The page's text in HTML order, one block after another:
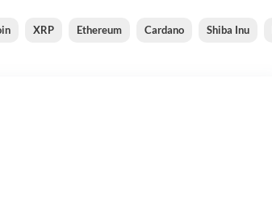
XRP Ethereum Cardano Shiba Inu